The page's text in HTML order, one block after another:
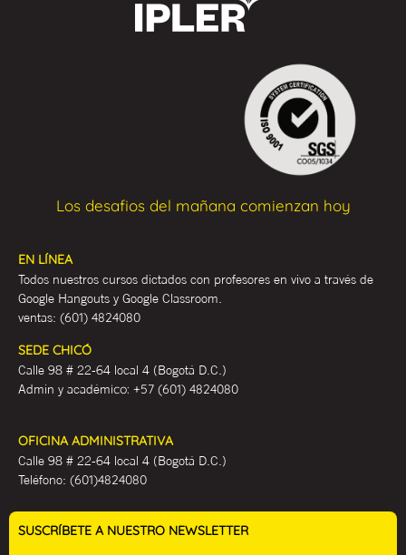
Los desafios del mañana comienzan hoy
EN LÍNEA
Todos nuestros cursos dictados con profesores en vivo a través de
Google Hangouts y Google Classroom.
ventas: (601) 4824080
SEDE CHICÓ
Calle 98 # 22-64 local 4 (Bogotá D.C.)
Admin y académico: +57 (601) 4824080
OFICINA ADMINISTRATIVA
Calle 98 # 22-64 local 4 (Bogotá D.C.)
Teléfono: (601)4824080
SUSCRÍBETE A NUESTRO NEWSLETTER